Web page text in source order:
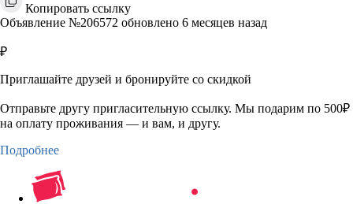
Копировать ссылку
Объявление №206572 обновлено 6 месяцев назад
₽
Приглашайте друзей и бронируйте со скидкой
Отправьте другу пригласительную ссылку. Мы подарим по 500₽
на оплату проживания — и вам, и другу.
Подробнее